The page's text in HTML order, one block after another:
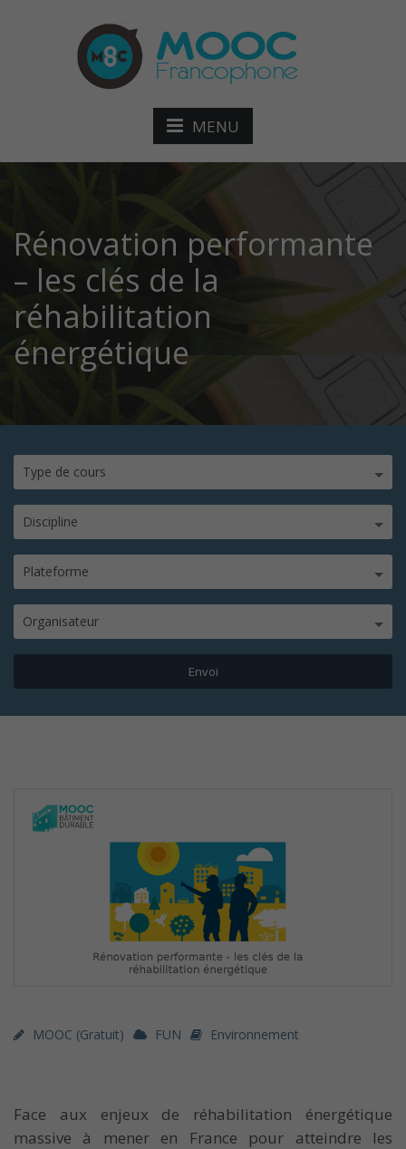
MENU
Rénovation performante
– les clés de la
réhabilitation
énergétique
Type de cours
Discipline
Plateforme
Organisateur
MOOC (gratuit) FUN Environnement
Face aux enjeux de réhabilitation énergétique
massive à mener en France pour atteindre les